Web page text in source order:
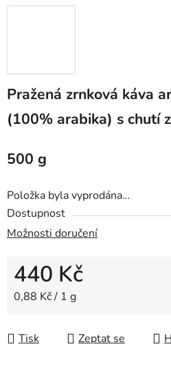
Pražená zrnková káva
(100% arabika) s chutí
500 g
Položka byla vyprodána…
Dostupnost
Možnosti doručení
440 Kč
Měrná cena:
0,88 Kč / 1 g
Tisk Zeptat se